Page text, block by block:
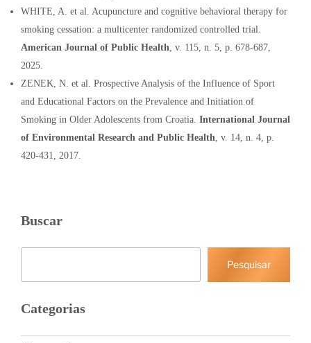
WHITE, A. et al. Acupuncture and cognitive behavioral therapy for
smoking cessation: a multicenter randomized controlled trial.
American Journal of Public Health , v. 115, n. 5, p. 678-687,
2025.
ZENEK, N. et al. Prospective Analysis of the Influence of Sport
and Educational Factors on the Prevalence and Initiation of
Smoking in Older Adolescents from Croatia. International Journal
of Environmental Research and Public Health , v. 14, n. 4, p.
420-431, 2017
Buscar
Pesquisar
Categorias